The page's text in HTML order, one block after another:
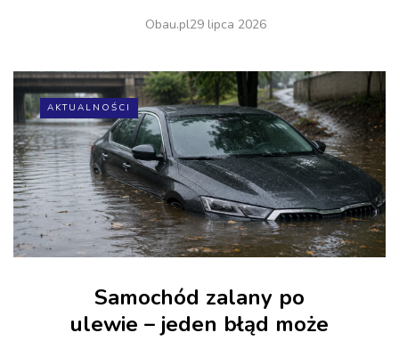
Obau.pl29 lipca 2026
AKTUALNOŚCI
Samochód zalany po
ulewie – jeden błąd może